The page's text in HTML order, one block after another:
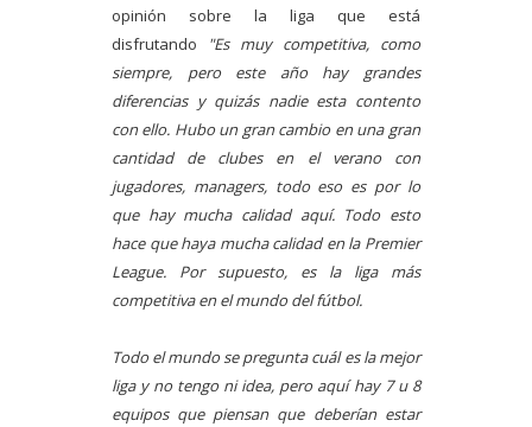
opinión sobre la liga que está
disfrutando
"Es muy competitiva, como
siempre, pero este año hay grandes
diferencias y quizás nadie esta contento
con ello. Hubo un gran cambio en una gran
cantidad de clubes en el verano con
jugadores, managers, todo eso es por lo
que hay mucha calidad aquí. Todo esto
hace que haya mucha calidad en la Premier
League. Por supuesto, es la liga más
competitiva en el mundo del fútbol.
Todo el mundo se pregunta cuál es la mejor
liga y no tengo ni idea, pero aquí hay 7 u 8
equipos que piensan que deberían estar